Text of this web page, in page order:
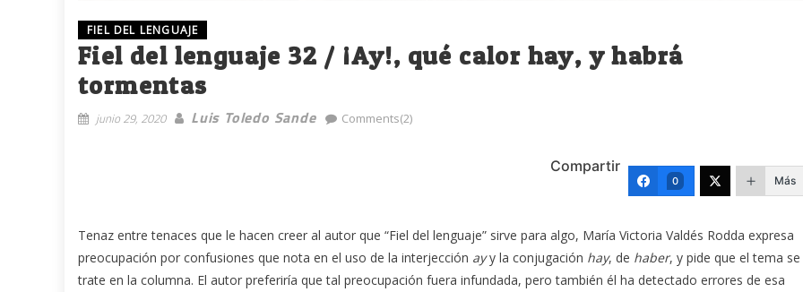
FIEL DEL LENGUAJE
Fiel del lenguaje 32 / ¡Ay!, qué calor hay, y habrá
tormentas
junio 29, 2020 Luis Toledo Sande Comments(2)
Compartir
0 Más
Tenaz entre tenaces que le hacen creer al autor que “Fiel del lenguaje” sirve para algo, María Victoria Valdés Rodda expresa
preocupación por confusiones que nota en el uso de la interjección ayy la conjugación hay, de haber, y pide que el tema se
trate en la columna. El autor preferiría que tal preocupación fuera infundada, pero también él ha detectado errores de esa